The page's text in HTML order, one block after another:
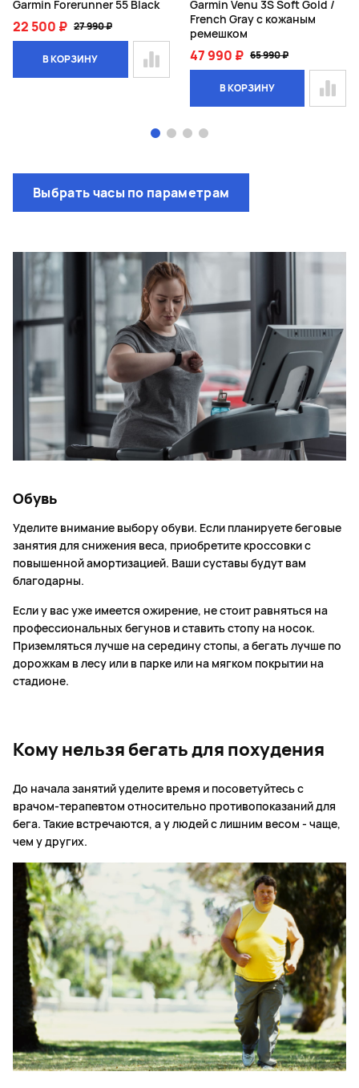
Garmin Forerunner 55 Black
22 500 ₽ 27 990 ₽
В КОРЗИНУ
Garmin Venu 3S Soft Gold /
French Gray с кожаным
ремешком
47 990 ₽ 65 990 ₽
В КОРЗИНУ
Выбрать часы по параметрам
Обувь
Уделите внимание выбору обуви. Если планируете беговые
занятия для снижения веса, приобретите кроссовки с
повышенной амортизацией. Ваши суставы будут вам
благодарны.
Если у вас уже имеется ожирение, не стоит равняться на
профессиональных бегунов и ставить стопу на носок.
Приземляться лучше на середину стопы, а бегать лучше по
дорожкам в лесу или в парке или на мягком покрытии на
стадионе.
Кому нельзя бегать для похудения
До начала занятий уделите время и посоветуйтесь с
врачом-терапевтом относительно противопоказаний для
бега. Такие встречаются, а у людей с лишним весом - чаще,
чем у других.